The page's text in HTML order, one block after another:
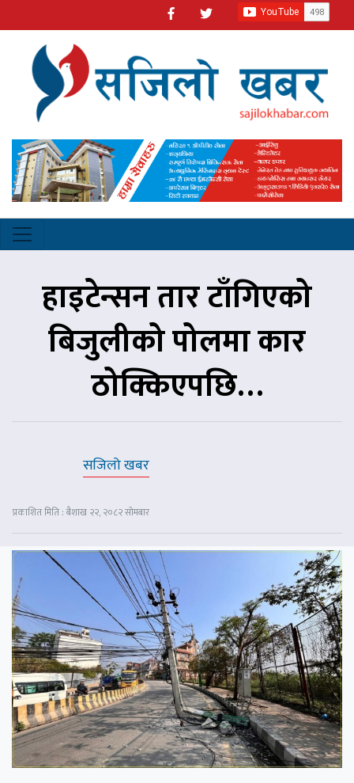
हाइटेन्सन तार टाँगिएको
बिजुलीको पोलमा कार
ठोक्किएपछि‍‍‍…
सजिलो खबर
प्रकाशित मिति : बैशाख २२, २०८२ सोमबार